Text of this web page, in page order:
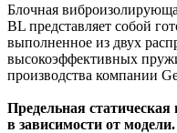
Блочная
BL представляет собой
выполненное из двух
высокоэффективных
производства компании
Предельная статическая
в зависимости от модели.